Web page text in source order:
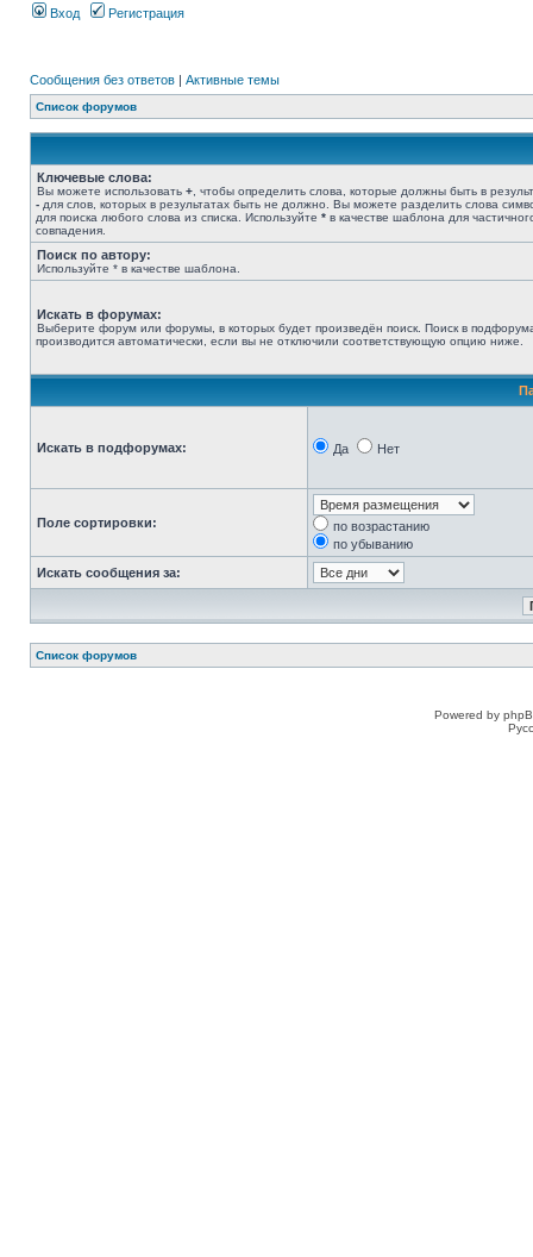
Вход Регистрация
Сообщения без ответов | Активные темы
Список форумов
Ключевые слова:
Вы можете использовать + , чтобы определить слова, которые должны быть в
- для слов, которых в результатах быть не должно. Вы можете разделить слова
для поиска любого слова из списка. Используйте * в качестве шаблона для
совпадения.
Поиск по автору:
Используйте * в качестве шаблона.
Искать в форумах:
Выберите форум или форумы, в которых будет произведён поиск. Поиск в
производится автоматически, если вы не отключили соответствующую опцию ниже.
Искать в подфорумах: Да Нет
Поле сортировки:
по возрастанию
по убыванию
Искать сообщения за:
Список форумов
Powered by